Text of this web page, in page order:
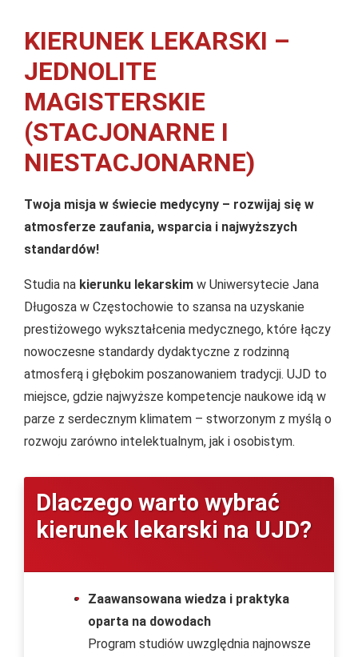
KIERUNEK LEKARSKI –
JEDNOLITE
MAGISTERSKIE
(STACJONARNE I
NIESTACJONARNE)
Twoja misja w świecie medycyny – rozwijaj się w
atmosferze zaufania, wsparcia i najwyższych
standardów!
Studia na kierunku lekarskim w Uniwersytecie Jana
Długosza w Częstochowie to szansa na uzyskanie
prestiżowego wykształcenia medycznego, które łączy
nowoczesne standardy dydaktyczne z rodzinną
atmosferą i głębokim poszanowaniem tradycji. UJD to
miejsce, gdzie najwyższe kompetencje naukowe idą w
parze z serdecznym klimatem – stworzonym z myślą o
rozwoju zarówno intelektualnym, jak i osobistym.
Dlaczego warto wybrać
kierunek lekarski na UJD?
Zaawansowana wiedza i praktyka
oparta na dowodach
Program studiów uwzględnia najnowsze